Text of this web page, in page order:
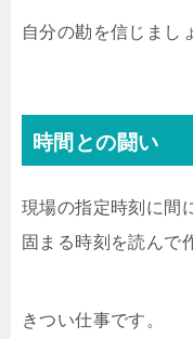
自分の勘を信じまし
時間との闘い
現場の指定時刻に間
固まる時刻を読んで
きつい仕事です。